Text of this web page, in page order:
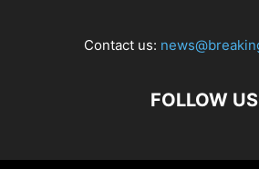
Contact us:
FOLLOW US